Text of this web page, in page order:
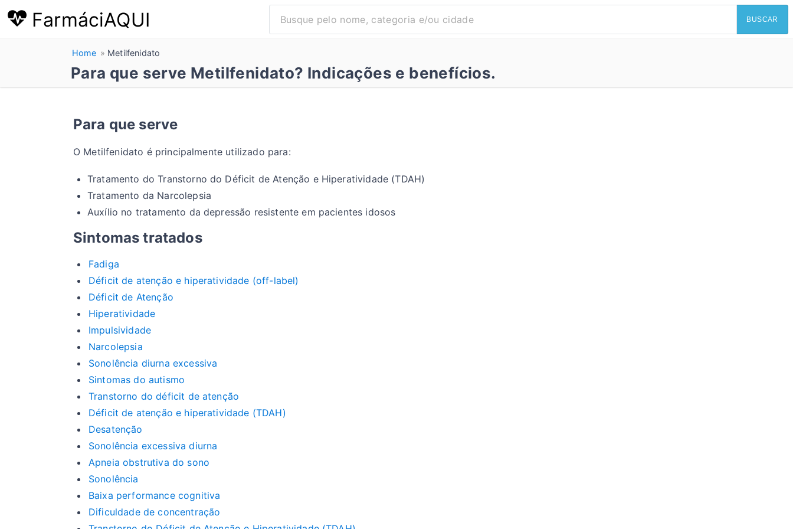
FarmáciAQUI BUSCAR
Home Metilfenidato
Para que serve Metilfenidato? Indicações e benefícios.
Para que serve
O Metilfenidato é principalmente utilizado para:
Tratamento do Transtorno do Déficit de Atenção e Hiperatividade (TDAH)
Tratamento da Narcolepsia
Auxílio no tratamento da depressão resistente em pacientes idosos
Sintomas tratados
Fadiga
Déficit de atenção e hiperatividade (off-label)
Déficit de Atenção
Hiperatividade
Impulsividade
Narcolepsia
Sonolência diurna excessiva
Sintomas do autismo
Transtorno do déficit de atenção
Déficit de atenção e hiperatividade (TDAH)
Desatenção
Sonolência excessiva diurna
Apneia obstrutiva do sono
Sonolência
Baixa performance cognitiva
Dificuldade de concentração